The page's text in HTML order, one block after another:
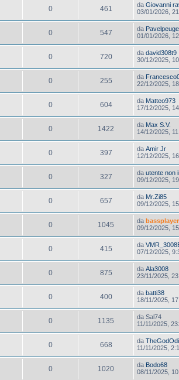
0 461 da Giovanni
03/01/2026,
0 547 da
01/01/2026,
0 720 da david308t9
30/12/2025,
0 255 da
22/12/2025,
0 604 da Matteo973
17/12/2025,
0 1422 da Max S.V.
14/12/2025,
0 397 da Amir Jr
12/12/2025,
0 327 da utente non
09/12/2025,
0 657 da Mr.Zi85
09/12/2025,
0 1045 da bassplayer
09/12/2025,
0 415 da
07/12/2025,
0 875 da Ala3008
23/11/2025,
0 400 da batti38
18/11/2025,
0 1135 da Sal74
11/11/2025,
0 668 da
11/11/2025,
0 1020 da Bodo68
08/11/2025,